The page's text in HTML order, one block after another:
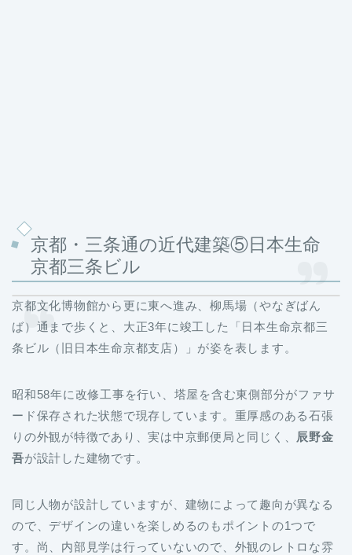
京都・三条通の近代建築⑤日本生命
京都三条ビル
京都文化博物館から更に東へ進み、柳馬場（やなぎばん
ば）通まで歩くと、大正3年に竣工した「日本生命京都三
条ビル（旧日本生命京都支店）」が姿を表します。
昭和58年に改修工事を行い、塔屋を含む東側部分がファサ
ード保存された状態で現存しています。重厚感のある石張
りの外観が特徴であり、実は中京郵便局と同じく、 辰野金
吾が設計した建物です。
同じ人物が設計していますが、建物によって趣向が異なる
ので、デザインの違いを楽しめるのもポイントの1つで
す。尚、内部見学は行っていないので、外観のレトロな雰